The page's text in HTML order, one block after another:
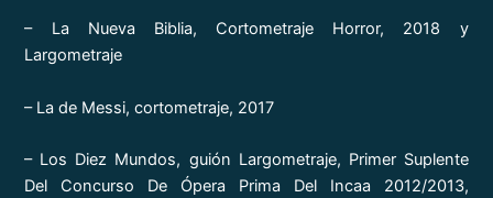
– La Nueva Biblia, Cortometraje Horror, 2018 y
Largometraje
– La de Messi, cortometraje, 2017
– Los Diez Mundos, guión Largometraje, Primer Suplente
Del Concurso De Ópera Prima Del Incaa 2012/2013,